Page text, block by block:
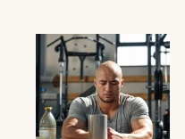
Top
7
mișcări
pentru
un
spate